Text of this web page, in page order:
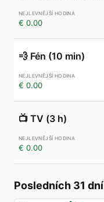
€ 0.00
💨 Fén (10 min)
€ 0.00
📺 TV (3 h)
€ 0.00
Posledních 31 dní